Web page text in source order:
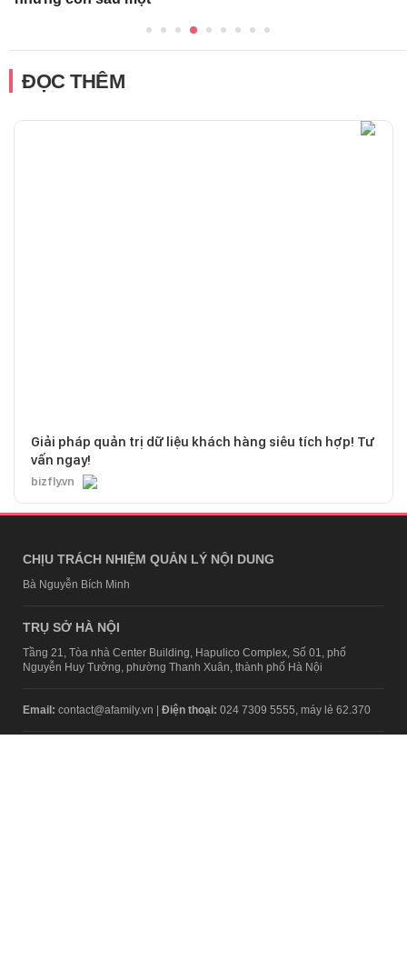
ĐỌC THÊM
Giải pháp quản trị dữ liệu khách hàng siêu tích hợp! Tư
vấn ngay!
bizfly.vn
CHỊU TRÁCH NHIỆM QUẢN LÝ NỘI DUNG
Bà Nguyễn Bích Minh
TRỤ SỞ HÀ NỘI
Tầng 21, Tòa nhà Center Building, Hapulico Complex, Số 01, phố
Nguyễn Huy Tưởng, phường Thanh Xuân, thành phố Hà Nội
Email: contact@afamily.vn | Điện thoại: 024 7309 5555, máy lẻ 62.370